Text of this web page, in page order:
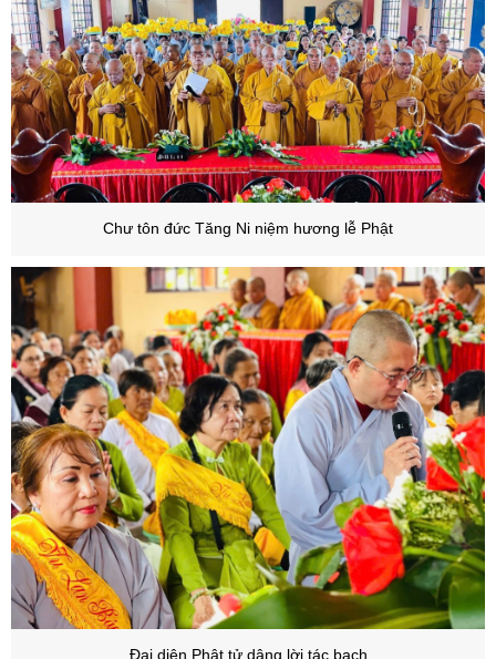
Chư tôn đức Tăng Ni niệm hương lễ Phật
Đại diện Phật tử dâng lời tác bạch